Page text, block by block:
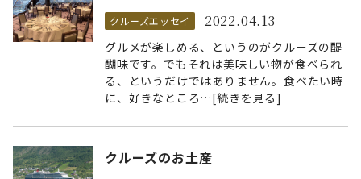
クルーズエッセイ 2022.04.13
グルメが楽しめる、というのがクルーズの醍
醐味です。でもそれは美味しい物が食べられ
る、というだけではありません。食べたい時
に、好きなところ…[続きを見る]
クルーズのお土産